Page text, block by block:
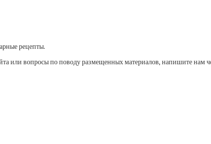
рецепты.
или вопросы по поводу размещенных материалов, напишите нам